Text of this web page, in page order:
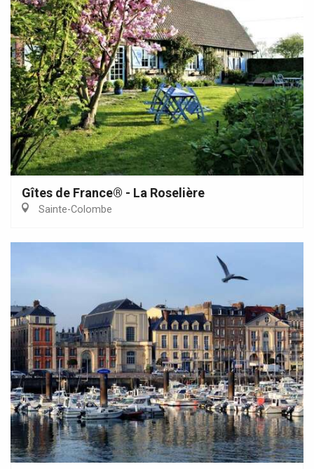
Gîtes de France® - La Roselière
Sainte-Colombe